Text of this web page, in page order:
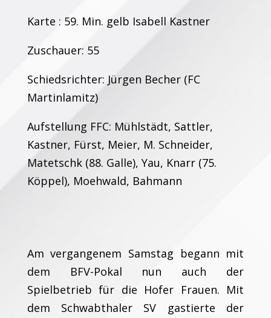
Karte : 59. Min. gelb Isabell Kastner
Zuschauer: 55
Schiedsrichter: Jürgen Becher (FC
Martinlamitz)
Aufstellung FFC: Mühlstädt, Sattler,
Kastner, Fürst, Meier, M. Schneider,
Matetschk (88. Galle), Yau, Knarr (75.
Köppel), Moehwald, Bahmann
Am vergangenem Samstag begann mit
dem BFV-Pokal nun auch der
Spielbetrieb für die Hofer Frauen. Mit
dem Schwabthaler SV gastierte der